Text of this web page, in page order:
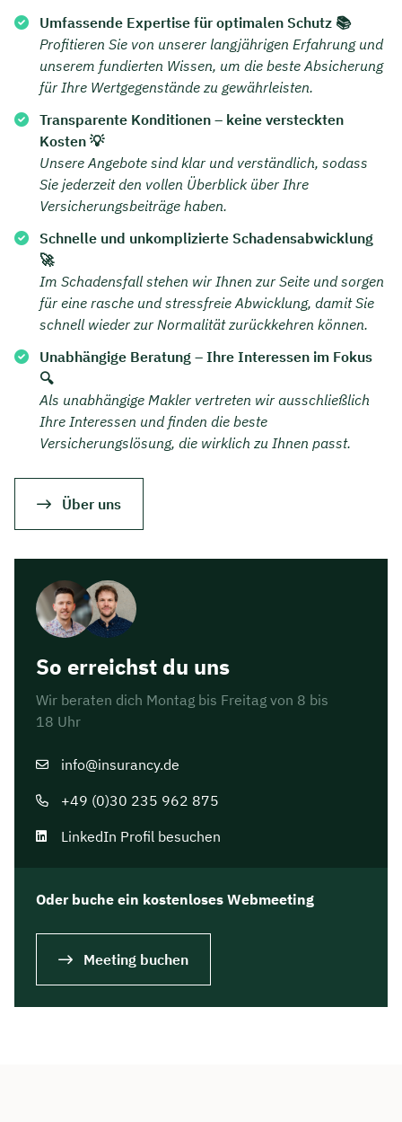
Umfassende Expertise für optimalen Schutz 📚
Profitieren Sie von unserer langjährigen Erfahrung und
unserem fundierten Wissen, um die beste Absicherung
für Ihre Wertgegenstände zu gewährleisten.
Transparente Konditionen – keine versteckten
Kosten 💡
Unsere Angebote sind klar und verständlich, sodass
Sie jederzeit den vollen Überblick über Ihre
Versicherungsbeiträge haben.
Schnelle und unkomplizierte Schadensabwicklung
🚀
Im Schadensfall stehen wir Ihnen zur Seite und sorgen
für eine rasche und stressfreie Abwicklung, damit Sie
schnell wieder zur Normalität zurückkehren können.
Unabhängige Beratung – Ihre Interessen im Fokus
🔍
Als unabhängige Makler vertreten wir ausschließlich
Ihre Interessen und finden die beste
Versicherungslösung, die wirklich zu Ihnen passt.
Über uns
So erreichst du uns
Wir beraten dich Montag bis Freitag von 8 bis
18 Uhr
info@insurancy.de
+49 (0)30 235 962 875
LinkedIn Profil besuchen
Oder buche ein kostenloses Webmeeting
Meeting buchen